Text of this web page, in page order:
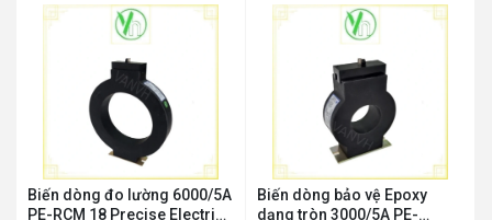
Biến dòng đo lường 6000/5A
PE-RCM 18 Precise Electric
Biến dòng bảo vệ Epoxy
dạng tròn 3000/5A PE-